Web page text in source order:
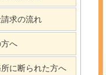
求の流れ
へ
に断られた方へ